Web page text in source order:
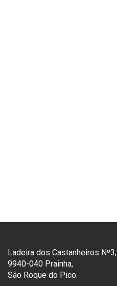
Ladeira dos Castanheiros Nº3,
9940-040 Prainha,
São Roque do Pico.